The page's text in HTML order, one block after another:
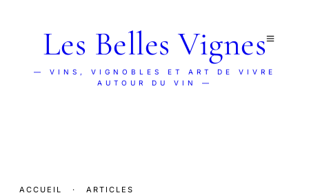
Les Belles Vignes
— VINS, VIGNOBLES ET ART DE VIVRE
AUTOUR DU VIN —
ACCUEIL · ARTICLES